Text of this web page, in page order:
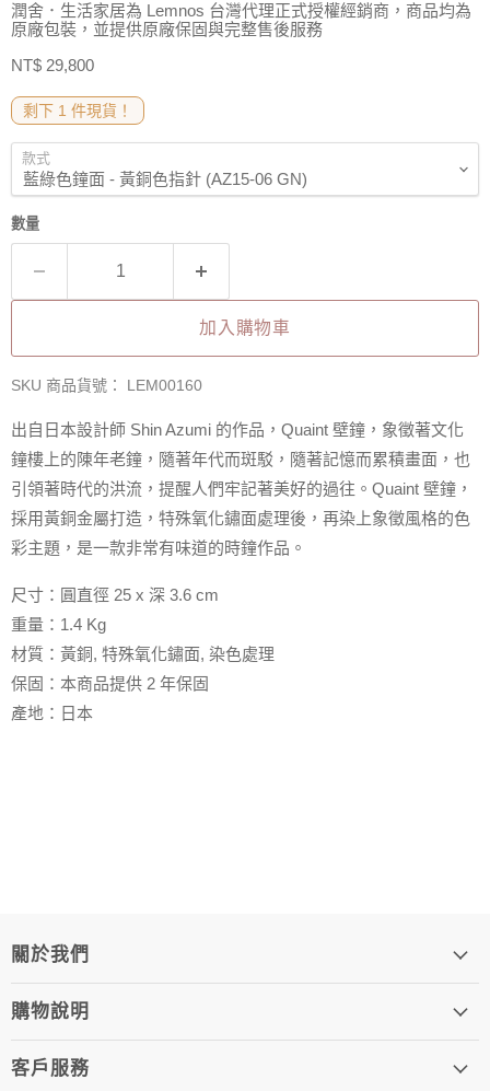
潤舍．生活家居為 Lemnos 台灣代理正式授權經銷商，商品均為
原廠包裝，並提供原廠保固與完整售後服務
售價
NT$ 29,800
剩下 1 件現貨！
款式
數量
加入購物車
SKU 商品貨號： LEM00160
出自日本設計師 Shin Azumi 的作品，Quaint 壁鐘，象徵著文化
鐘樓上的陳年老鐘，隨著年代而斑駁，隨著記憶而累積畫面，也
引領著時代的洪流，提醒人們牢記著美好的過往。Quaint 壁鐘，
採用黃銅金屬打造，特殊氧化鏽面處理後，再染上象徵風格的色
彩主題，是一款非常有味道的時鐘作品。
尺寸：圓直徑 25 x 深 3.6 cm
重量：1.4 Kg
材質：黃銅, 特殊氧化鏽面, 染色處理
保固：本商品提供 2 年保固
產地：日本
關於我們
購物說明
客戶服務